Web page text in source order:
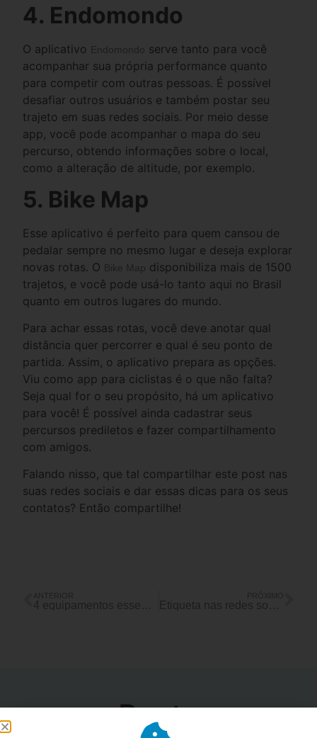
4. Endomondo
O aplicativo Endomondo serve tanto para você
acompanhar sua própria performance quanto
para competir com outras pessoas. É possível
desafiar outros usuários e também postar seu
trajeto em suas redes sociais. Por meio desse
app, você pode acompanhar o mapa do seu
percurso, obtendo informações sobre o local,
como a alteração de altitude, por exemplo.
5. Bike Map
Esse aplicativo é perfeito para quem cansou de
pedalar sempre no mesmo lugar e deseja explorar
novas rotas. O Bike Map disponibiliza mais de 1500
trajetos, e você pode usá-lo tanto aqui no Brasil
quanto em outros lugares do mundo.
Para achar essas rotas, você deve anotar qual
distância quer percorrer e qual é seu ponto de
partida. Assim, o aplicativo prepara as opções.
Viu como app para ciclistas é o que não falta?
Seja qual for o seu propósito, há um aplicativo
para você! É possível ainda cadastrar seus
percursos prediletos e fazer compartilhamento
com amigos.
Falando nisso, que tal compartilhar este post nas
suas redes sociais e dar essas dicas para os seus
contatos? Então compartilhe!
ANTERIOR PRÓXIMO
Posts